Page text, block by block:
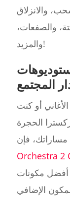
والانزلاق
والصفعات،
والمزيد!
أو كنت
الحجرة
Orchestra 2
أفضل مكونات VST الإضافية المجانية التي يمكنك
الإضافي